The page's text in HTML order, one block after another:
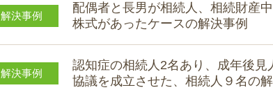
解決事例
配偶者と長男が相続人、相続財産
株式があったケースの解決事例
解決事例
認知症の相続人2名あり、成年後見
協議を成立させた、相続人９名の